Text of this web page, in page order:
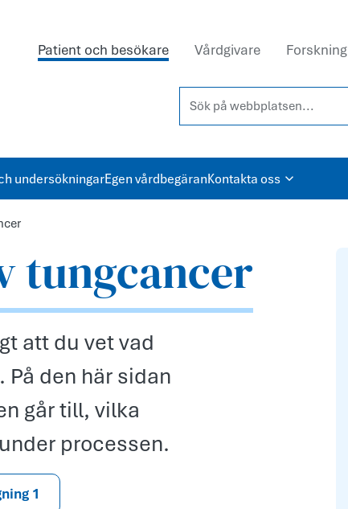
Patient och besökare Vårdgivare Forskning
Sök på webbplatsen...
undersökningarEgen vårdbegäranKontakta oss
tungcancer
att du vet vad
den här sidan
går till, vilka
processen.
1